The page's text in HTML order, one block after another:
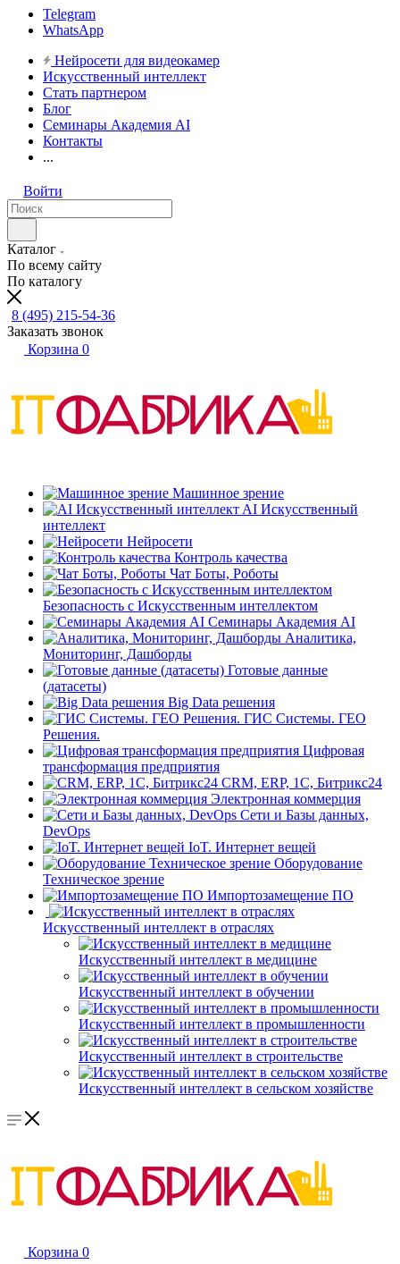
Telegram
WhatsApp
Нейросети для видеокамер
Искусственный интеллект
Стать партнером
Блог
Семинары Академия AI
Контакты
...
Войти
Каталог
По всему сайту
По каталогу
8 (495) 215-54-36
Заказать звонок
Корзина 0
Машинное зрение
AI Искусственный
интеллект
Нейросети
Контроль качества
Чат Боты, Роботы
Безопасность с Искусственным интеллектом
Семинары Академия AI
Аналитика,
Мониторинг, Дашборды
Готовые данные
(датасеты)
Big Data решения
ГИС Системы. ГЕО
Решения.
Цифровая
трансформация предприятия
CRM, ERP, 1C, Битрикс24
Электронная коммерция
Сети и Базы данных,
DevOps
IoT. Интернет вещей
Оборудование
Техническое зрение
Импортозамещение ПО
Искусственный интеллект в отраслях
Искусственный интеллект в медицине
Искусственный интеллект в обучении
Искусственный интеллект в промышленности
Искусственный интеллект в строительстве
Искусственный интеллект в сельском хозяйстве
Корзина 0